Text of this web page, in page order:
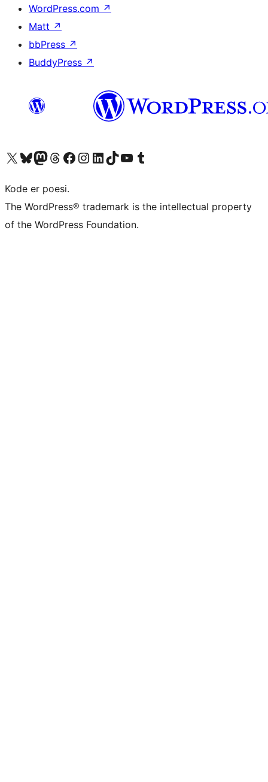
WordPress.com ↗
Matt ↗
bbPress ↗
BuddyPress ↗
Besøg vores X (tidligere Twitter) konto
Besøg vores Bluesky-konto
Besøg vores Mastodon konto
Besøg vores Threads-konto
Besøg vores Facebook sideBesøg vores Instagram konto
Besøg vores LinkedIn konto
Besøg vores TikTok-konto
Besøg vores YouTube-kanalBesøg vores Tumblr-konto
Kode er poesi.
The WordPress® trademark is the intellectual property
of the WordPress Foundation.